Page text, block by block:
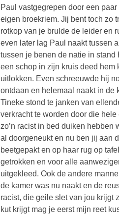
Paul vastgegrepen door een
eigen broekriem. Jij bent toch zo
rotkop van je brulde de leider en
even later lag Paul naakt tussen
tussen je benen de natie in
een schop in zijn kruis deed hem
uitlokken. Even schreeuwde hij
ontdaan en helemaal naakt in de
Tineke stond te janken van
verkracht te worden door die
zo’n racist in bed duiken
al doorgeneukt en nu ben jij aan
beetgepakt en op haar rug op
getrokken en voor alle
uitgekleed. Ook de andere
de kamer was nu naakt en de
racist, die geile slet van jou krijgt
kut krijgt mag je eerst mijn reet